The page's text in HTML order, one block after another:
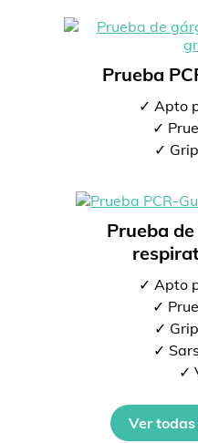
Prueba
✓ Apto
✓
✓
Prueba
✓ Apto
✓
✓
✓
✓
Ver